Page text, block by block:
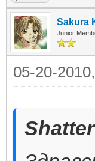
Sakura
Junior
05-20-